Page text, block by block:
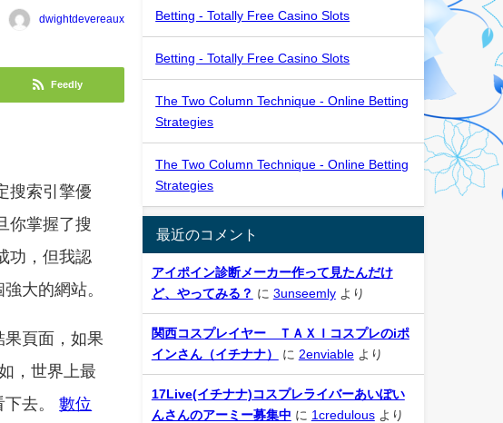
dwightdevereaux
Feedly
搜索引擎優
你掌握了搜
功，但我認
大的網站。
頁面，如果
，世界上最
下去。數位
Betting - Totally Free Casino Slots
Betting - Totally Free Casino Slots
The Two Column Technique - Online Betting
Strategies
The Two Column Technique - Online Betting
Strategies
最近のコメント
アイポイン診断メーカー作って見たんだけ
ど、やってみる？ に 3unseemlyより
関西コスプレイヤー ＴＡＸＩコスプレのiポ
インさん（イチナナ）
に 2enviableより
17Live(イチナナ)コスプレライバーあいぽい
んさんのアーミー募集中 に 1credulousより